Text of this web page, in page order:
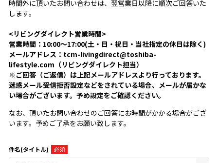
時間外に頂いたお問い合わせは、翌営業日以降に順次ご回答いた
します。
<リビングダイレクト営業時間>
営業時間：10:00～17:00(土・日・祝日・当社指定の休日は除く)
メールアドレス：tcm-livingdirect@toshiba-
lifestyle.com（リビングダイレクト担当）
※ご回答（ご返信）は上記メールアドレスより行っております。
迷惑メール受信拒否設定などをされている場合、メールが届かな
い場合がございます。予め設定をご確認ください。
なお、頂いたお問い合わせのご回答にお時間がかかる場合がござ
います。予めご了承をお願い致します。
件名(タイトル)